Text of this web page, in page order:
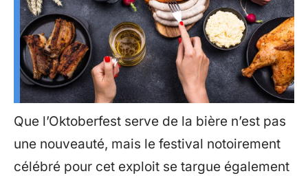
Que l’Oktoberfest serve de la bière n’est pas
une nouveauté, mais le festival notoirement
célébré pour cet exploit se targue également